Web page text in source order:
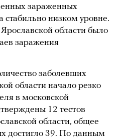
зараженных
стабильно низком уровне.
области было
заражения
заболевших
области начало резко
в московской
12 тестов
области, общее
достигло 39. По данным